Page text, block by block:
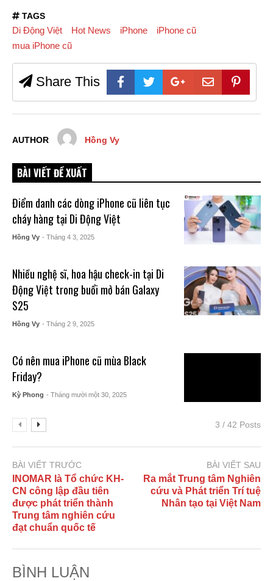
TAGS
Di Động Việt Hot News iPhone
iPhone cũ
mua iPhone cũ
Share This
AUTHOR Hồng Vy
BÀI VIẾT ĐỀ XUẤT
Điểm danh các dòng iPhone cũ liên tục
cháy hàng tại Di Động Việt
Hồng Vy - Tháng 4 3, 2025
Nhiều nghệ sĩ, hoa hậu check-in tại Di
Động Việt trong buổi mở bán Galaxy
S25
Hồng Vy - Tháng 2 9, 2025
Có nên mua iPhone cũ mùa Black
Friday?
Kỳ Phong - Tháng mười một 30, 2025
3 / 42 Posts
BÀI VIẾT TRƯỚC
INOMAR là Tổ chức KH-
CN công lập đầu tiên
được phát triển thành
Trung tâm nghiên cứu
đạt chuẩn quốc tế
BÀI VIẾT SAU
Ra mắt Trung tâm Nghiên
cứu và Phát triển Trí tuệ
Nhân tạo tại Việt Nam
BÌNH LUẬN